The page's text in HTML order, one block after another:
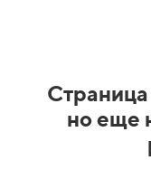
Страница
но еще